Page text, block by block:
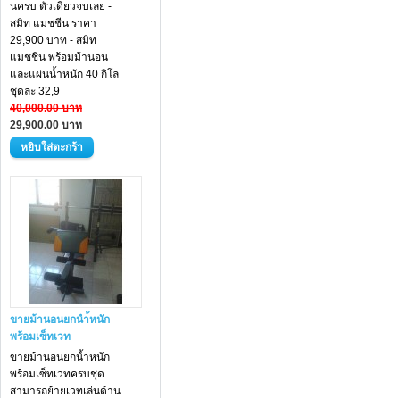
นครบ ตัวเดียวจบเลย -
สมิท แมชชีน ราคา
29,900 บาท - สมิท
แมชชีน พร้อมม้านอน
และแผ่นน้ำหนัก 40 กิโล
ชุดละ 32,9
40,000.00 บาท
29,900.00 บาท
ขายม้านอนยกนำ้หนัก
พร้อมเซ็ทเวท
ขายม้านอนยกน้ำหนัก
พร้อมเซ็ทเวทครบชุด
สามารถย้ายเวทเล่นด้าน